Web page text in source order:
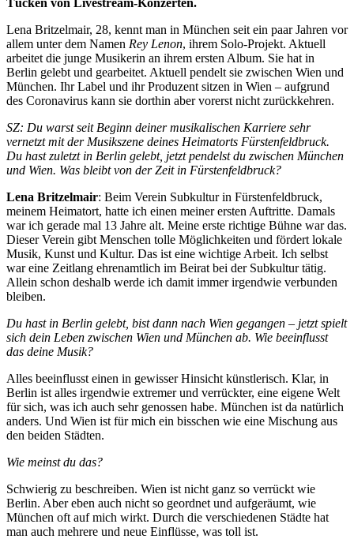
Lena Britzelmair, 28, kennt man in München seit ein paar Jahren vor
allem unter dem Namen Rey Lenon, ihrem Solo-Projekt. Aktuell
arbeitet die junge Musikerin an ihrem ersten Album. Sie hat in
Berlin gelebt und gearbeitet. Aktuell pendelt sie zwischen Wien und
München. Ihr Label und ihr Produzent sitzen in Wien – aufgrund
des Coronavirus kann sie dorthin aber vorerst nicht zurückkehren.
SZ: Du warst seit Beginn deiner musikalischen Karriere sehr
vernetzt mit der Musikszene deines Heimatorts Fürstenfeldbruck.
Du hast zuletzt in Berlin gelebt, jetzt pendelst du zwischen München
und Wien. Was bleibt von der Zeit in Fürstenfeldbruck?
Lena Britzelmair: Beim Verein Subkultur in Fürstenfeldbruck,
meinem Heimatort, hatte ich einen meiner ersten Auftritte. Damals
war ich gerade mal 13 Jahre alt. Meine erste richtige Bühne war das.
Dieser Verein gibt Menschen tolle Möglichkeiten und fördert lokale
Musik, Kunst und Kultur. Das ist eine wichtige Arbeit. Ich selbst
war eine Zeitlang ehrenamtlich im Beirat bei der Subkultur tätig.
Allein schon deshalb werde ich damit immer irgendwie verbunden
bleiben.
Du hast in Berlin gelebt, bist dann nach Wien gegangen – jetzt spielt
sich dein Leben zwischen Wien und München ab. Wie beeinflusst
das deine Musik?
Alles beeinflusst einen in gewisser Hinsicht künstlerisch. Klar, in
Berlin ist alles irgendwie extremer und verrückter, eine eigene Welt
für sich, was ich auch sehr genossen habe. München ist da natürlich
anders. Und Wien ist für mich ein bisschen wie eine Mischung aus
den beiden Städten.
Wie meinst du das?
Schwierig zu beschreiben. Wien ist nicht ganz so verrückt wie
Berlin. Aber eben auch nicht so geordnet und aufgeräumt, wie
München oft auf mich wirkt. Durch die verschiedenen Städte hat
man auch mehrere und neue Einflüsse, was toll ist.